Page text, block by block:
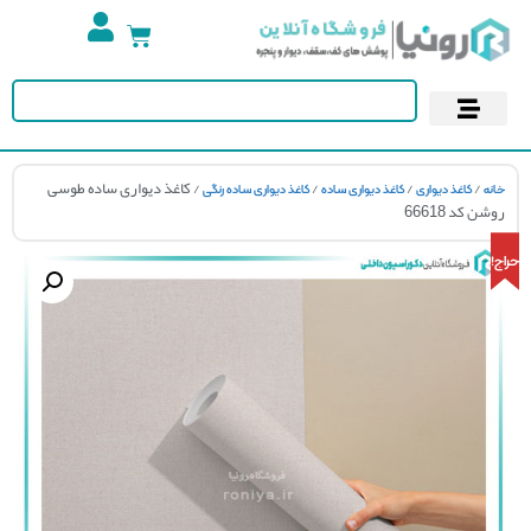
کاغذ دیواری/کاغذ دیواری ساده/کاغذ دیواری ساده رنگی/ کاغذ دیواری ساده طوسی
کد 66618